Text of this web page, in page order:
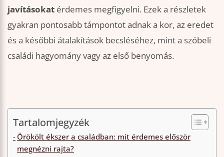
javításokat érdemes megfigyelni. Ezek a részletek
gyakran pontosabb támpontot adnak a kor, az eredet
és a későbbi átalakítások becsléséhez, mint a szóbeli
családi hagyomány vagy az első benyomás.
Tartalomjegyzék
Örökölt ékszer a családban: mit érdemes először
megnézni rajta?